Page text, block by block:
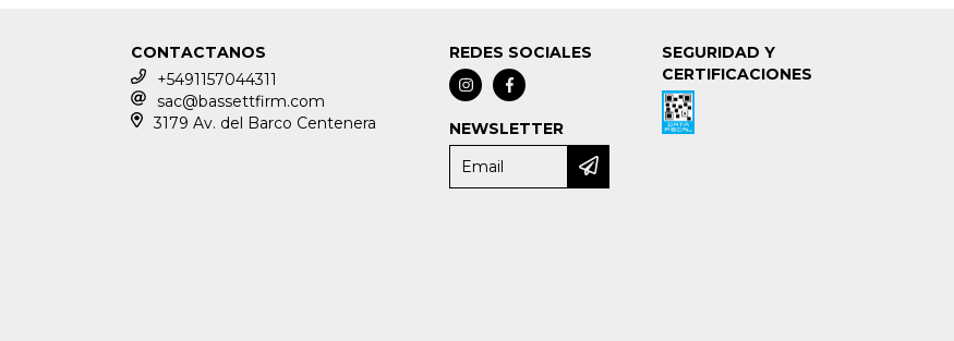
CONTACTANOS
+5491157044311
sac@bassettfirm.com
3179 Av. del Barco Centenera
REDES SOCIALES
NEWSLETTER
SEGURIDAD Y
CERTIFICACIONES